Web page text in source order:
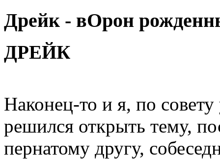
Дрейк - вОрон
ДРЕЙК
Наконец-то и я, по
решился открыть тему,
пернатому другу,